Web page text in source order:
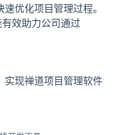
优化项目管理过程。
效助力公司通过
实现禅道项目管理软件